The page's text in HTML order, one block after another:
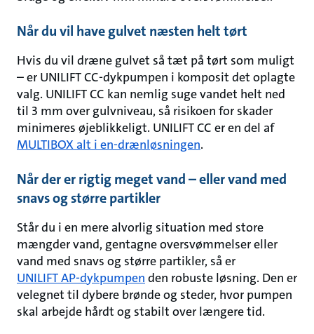
Når du vil have gulvet næsten helt tørt
Hvis du vil dræne gulvet så tæt på tørt som muligt
– er UNILIFT CC-dykpumpen i komposit det oplagte
valg. UNILIFT CC kan nemlig suge vandet helt ned
til 3 mm over gulvniveau, så risikoen for skader
minimeres øjeblikkeligt. UNILIFT CC er en del af
MULTIBOX alt i en-drænløsningen.
Når der er rigtig meget vand – eller vand med
snavs og større partikler
Står du i en mere alvorlig situation med store
mængder vand, gentagne oversvømmelser eller
vand med snavs og større partikler, så er
UNILIFT AP-dykpumpen den robuste løsning. Den er
velegnet til dybere brønde og steder, hvor pumpen
skal arbejde hårdt og stabilt over længere tid.